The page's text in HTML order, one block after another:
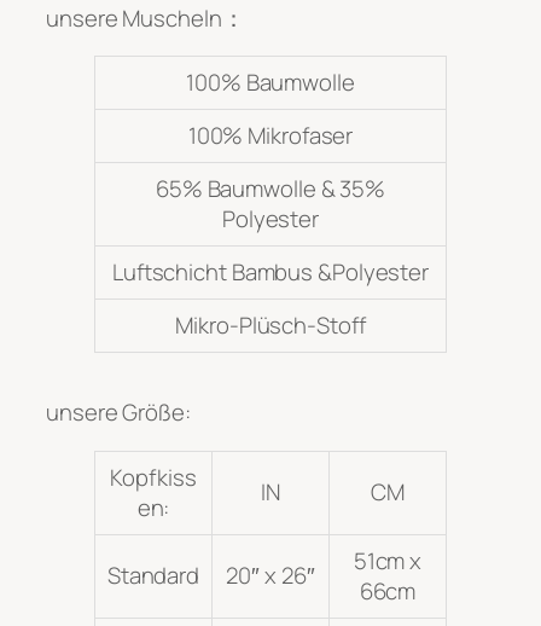
unsere Muscheln：
100% Baumwolle
100% Mikrofaser
65% Baumwolle & 35%
Polyester
Luftschicht Bambus &Polyester
Mikro-Plüsch-Stoff
unsere Größe:
Kopfkiss
en:
IN CM
Standard 20″ x 26″
51cm x
66cm